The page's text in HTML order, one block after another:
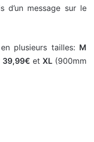
d’un message sur le
plusieurs tailles: M
39,99€ et XL (900mm